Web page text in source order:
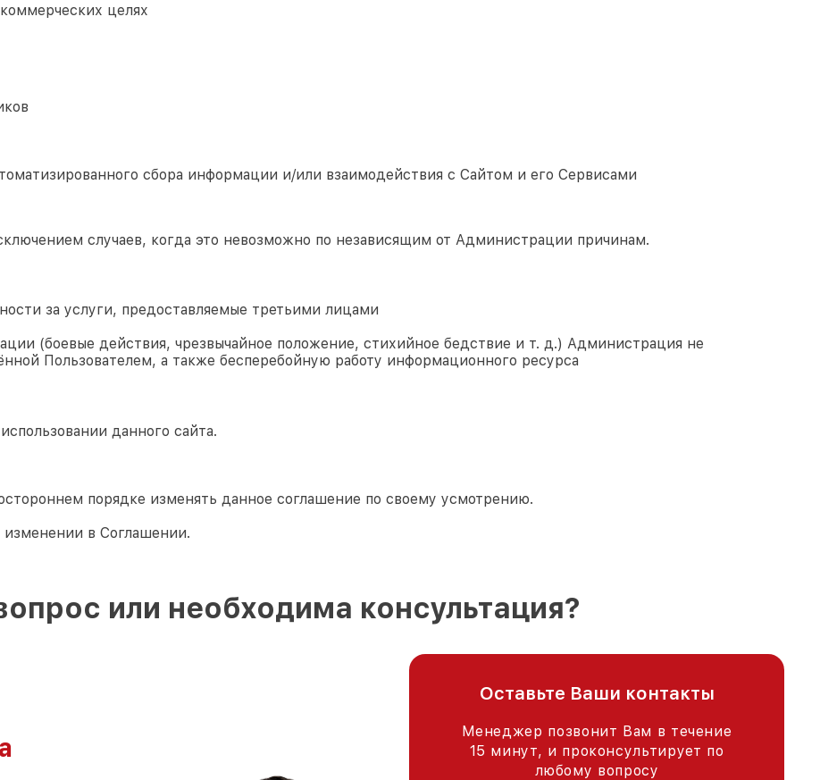
целях
сбора информации и/или взаимодействия с Сайтом и его Сервисами
случаев, когда это невозможно по независящим от Администрации причинам.
за услуги, предоставляемые третьими лицами
(боевые действия, чрезвычайное положение, стихийное бедствие и т. д.) Администрация не
Пользователем, а также бесперебойную работу информационного ресурса
данного сайта.
порядке изменять данное соглашение по своему усмотрению.
изменении в Соглашении.
или необходима консультация?
Оставьте Ваши контакты
Менеджер позвонит Вам в течение
15 минут, и проконсультирует по
любому вопросу